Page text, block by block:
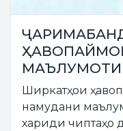
МАЪЛУМОТИ
Ширкатҳои
намудани
хариди чиптаҳо